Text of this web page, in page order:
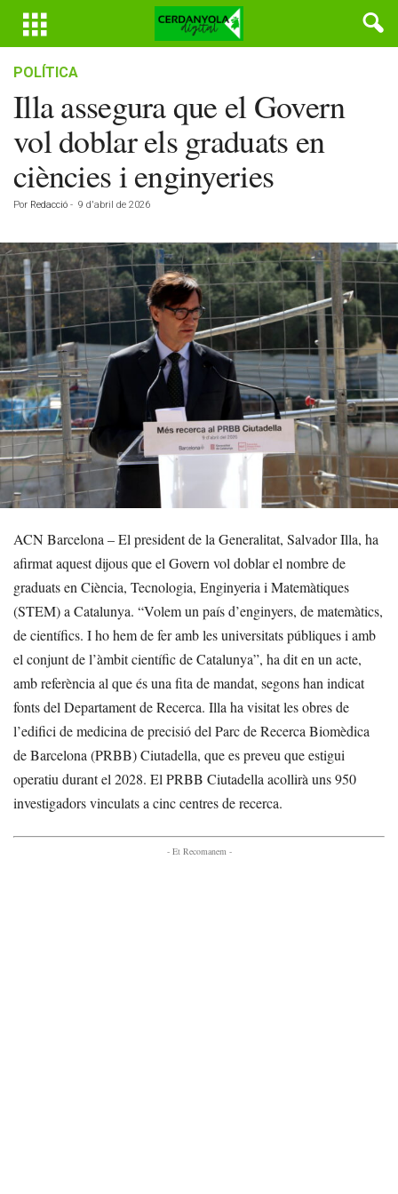
POLÍTICA
Illa assegura que el Govern
vol doblar els graduats en
ciències i enginyeries
Por Redacció - 9 d'abril de 2026
ACN Barcelona – El president de la Generalitat, Salvador Illa, ha
afirmat aquest dijous que el Govern vol doblar el nombre de
graduats en Ciència, Tecnologia, Enginyeria i Matemàtiques
(STEM) a Catalunya. “Volem un país d’enginyers, de matemàtics,
de científics. I ho hem de fer amb les universitats públiques i amb
el conjunt de l’àmbit científic de Catalunya”, ha dit en un acte,
amb referència al que és una fita de mandat, segons han indicat
fonts del Departament de Recerca. Illa ha visitat les obres de
l’edifici de medicina de precisió del Parc de Recerca Biomèdica
de Barcelona (PRBB) Ciutadella, que es preveu que estigui
operatiu durant el 2028. El PRBB Ciutadella acollirà uns 950
investigadors vinculats a cinc centres de recerca.
- Et Recomanem -